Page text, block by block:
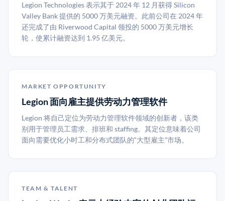
Legion Technologies 表示其于 2024 年 12 月获得 Silicon
Valley Bank 提供的 5000 万美元融资。此前公司在 2024 年
还完成了由 Riverwood Capital 领投的 5000 万美元增长
轮，使累计融资达到 1.95 亿美元。
MARKET OPPORTUNITY
Legion 面向雇主提供劳动力管理软件
Legion 将自己定位为劳动力管理软件领域的创新者，该类
别用于管理员工需求、排班和 staffing。其定位意味着公司
面向需要优化小时工和分布式团队的“大型雇主”市场。
TEAM & TALENT